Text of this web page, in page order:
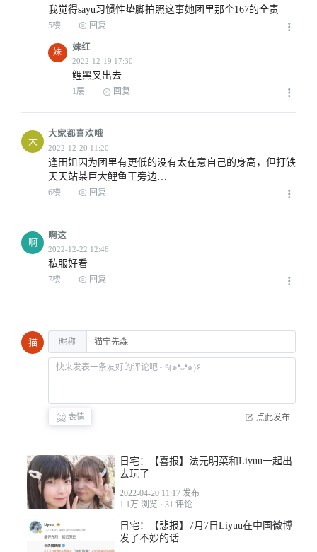
2022-12-19 14:19
2022-12-19 14:26
我觉得sayu习惯性垫脚拍照这事她团里那个167的全责
5楼 回复
妹
妹红
2022-12-19 17:30
鲤黑叉出去
1层 回复
大
大家都喜欢哦
2022-12-20 11:20
逢田姐因为团里有更低的没有太在意自己的身高，但打铁
天天站某巨大鲤鱼王旁边…
6楼 回复
啊
啊这
私服好看
7楼 回复
猫 昵称
表情 点此发布
日宅：【喜报】法元明菜和Liyuu一起出
去玩了
2022-04-20 11:17 发布
1.1万 浏览 · 31 评论
日宅：【悲报】7月7日Liyuu在中国微博
发了不妙的话...